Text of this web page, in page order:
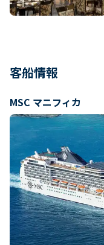
客船情報
MSC マニフィカ